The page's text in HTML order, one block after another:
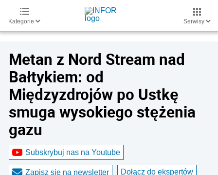
Kategorie Serwisy
Metan z Nord Stream nad
Bałtykiem: od
Międzyzdrojów po Ustkę
smuga wysokiego stężenia
gazu
Subskrybuj nas na Youtube
Zapisz się na newsletter Dołącz do ekspertów